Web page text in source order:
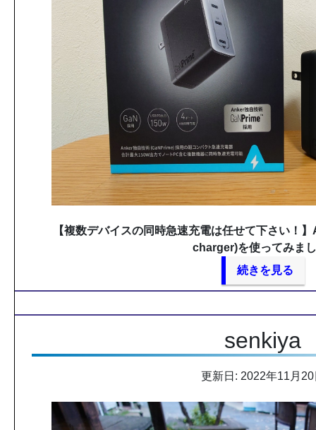
【複数デバイスの同時急速充電は任せて下さい！
charger)を使ってみま
続きを見る
senkiya
更新日: 2022年11月20